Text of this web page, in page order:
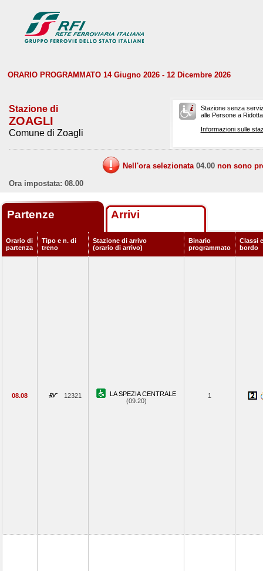
ORARIO PROGRAMMATO 14 Giugno 2026 - 12 Dicembre 2026
Stazione di
ZOAGLI
Comune di Zoagli
Stazione senza
alle Persone a
Informazioni sulle
Nell'ora selezionata 04.00 non sono
Ora impostata: 08.00
Partenze Arrivi
Orario di
partenza
Tipo e n. di
treno
Stazione di arrivo
(orario di arrivo)
Binario
programmato
Classi
bordo
08.08 12321
LA SPEZIA CENTRALE
(09.20)
1